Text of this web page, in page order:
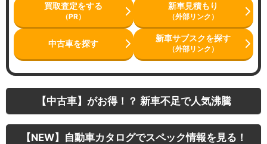
買取査定をする
（PR）
新車見積もり
（外部リンク）
中古車を探す 新車サブスクを探す
（外部リンク）
【中古車】がお得！？ 新車不足で人気沸騰
【NEW】自動車カタログでスペック情報を見る！